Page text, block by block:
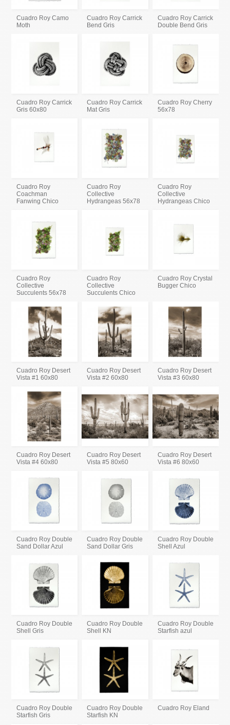
Cuadro Roy Camo
Moth
Cuadro Roy Carrick
Bend Gris
Cuadro Roy Carrick
Double Bend Gris
Cuadro Roy Carrick
Gris 60x80
Cuadro Roy Carrick
Mat Gris
Cuadro Roy Cherry
56x78
Cuadro Roy
Coachman
Fanwing Chico
Cuadro Roy
Collective
Hydrangeas 56x78
Cuadro Roy
Collective
Hydrangeas Chico
Cuadro Roy
Collective
Succulents 56x78
Cuadro Roy
Collective
Succulents Chico
Cuadro Roy Crystal
Bugger Chico
Cuadro Roy Desert
Vista #1 60x80
Cuadro Roy Desert
Vista #2 60x80
Cuadro Roy Desert
Vista #3 60x80
Cuadro Roy Desert
Vista #4 60x80
Cuadro Roy Desert
Vista #5 80x60
Cuadro Roy Desert
Vista #6 80x60
Cuadro Roy Double
Sand Dollar Azul
Cuadro Roy Double
Sand Dollar Gris
Cuadro Roy Double
Shell Azul
Cuadro Roy Double
Shell Gris
Cuadro Roy Double
Shell KN
Cuadro Roy Double
Starfish azul
Cuadro Roy Double
Starfish Gris
Cuadro Roy Double
Starfish KN
Cuadro Roy Eland